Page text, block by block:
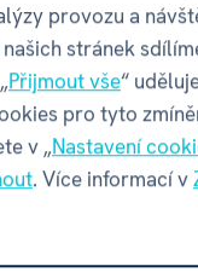
provozu a
stránek
Přijmout vše“
pro tyto
v „Nastavení
. Více informací v